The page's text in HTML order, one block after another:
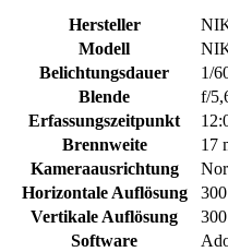
Hersteller
Modell
Belichtungsdauer
1/
Blende
f/
Erfassungszeitpunkt
Brennweite
17
Kameraausrichtung
Horizontale Auflösung
Vertikale Auflösung
Software